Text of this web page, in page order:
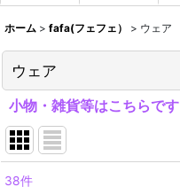
ホーム > fafa(フェフェ） > ウェア
ウェア
小物・雑貨等はこちらです
38件